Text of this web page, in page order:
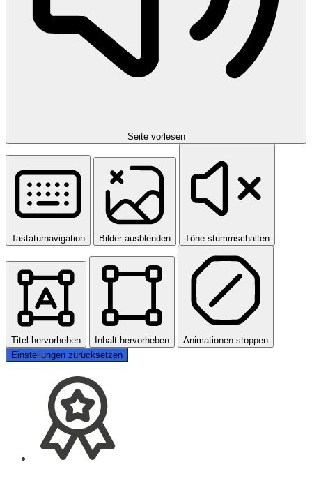
Seite vorlesen
Tastaturnavigation Bilder ausblenden Töne stummschalten
Titel hervorheben Inhalt hervorheben
Animationen stoppen
Einstellungen zurücksetzen